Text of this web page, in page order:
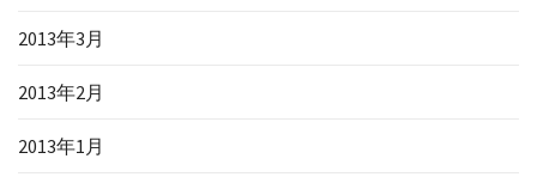
2013年3月
2013年2月
2013年1月